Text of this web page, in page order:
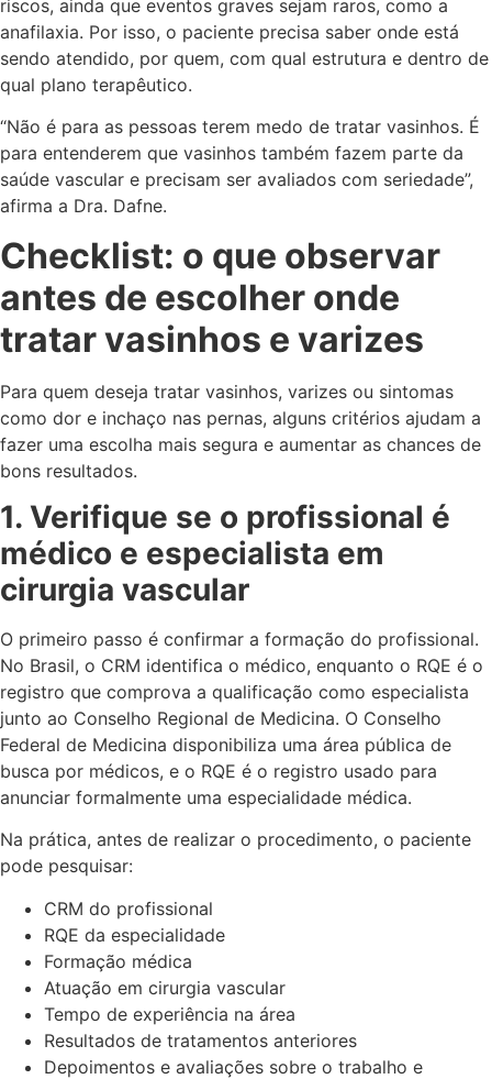
riscos, ainda que eventos graves sejam raros, como a
anafilaxia. Por isso, o paciente precisa saber onde está
sendo atendido, por quem, com qual estrutura e dentro de
qual plano terapêutico.
“Não é para as pessoas terem medo de tratar vasinhos. É
para entenderem que vasinhos também fazem parte da
saúde vascular e precisam ser avaliados com seriedade”,
afirma a Dra. Dafne.
Checklist: o que observar
antes de escolher onde
tratar vasinhos e varizes
Para quem deseja tratar vasinhos, varizes ou sintomas
como dor e inchaço nas pernas, alguns critérios ajudam a
fazer uma escolha mais segura e aumentar as chances de
bons resultados.
1. Verifique se o profissional é
médico e especialista em
cirurgia vascular
O primeiro passo é confirmar a formação do profissional.
No Brasil, o CRM identifica o médico, enquanto o RQE é o
registro que comprova a qualificação como especialista
junto ao Conselho Regional de Medicina. O Conselho
Federal de Medicina disponibiliza uma área pública de
busca por médicos, e o RQE é o registro usado para
anunciar formalmente uma especialidade médica.
Na prática, antes de realizar o procedimento, o paciente
pode pesquisar:
CRM do profissional
RQE da especialidade
Formação médica
Atuação em cirurgia vascular
Tempo de experiência na área
Resultados de tratamentos anteriores
Depoimentos e avaliações sobre o trabalho e